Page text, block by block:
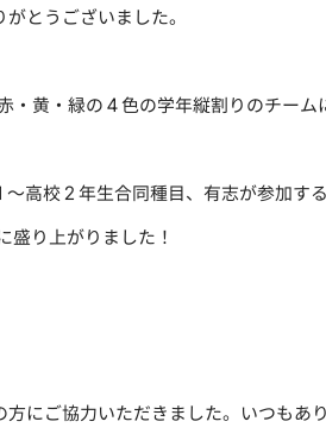
とうございました。
黄・緑の４色の学年縦割りのチー
高校２年生合同種目、有志が参加す
盛り上がりました！
にご協力いただきました。いつもあ